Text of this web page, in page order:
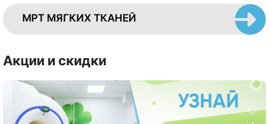
МРТ МЯГКИХ ТКАНЕЙ
Акции и скидки